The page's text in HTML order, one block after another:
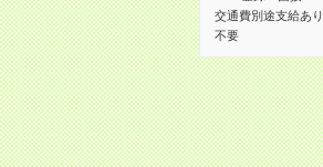
交通費別途支給あり
不要